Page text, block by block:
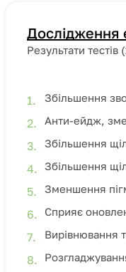
Дослідження
Результати
Збільшення
Анти-ейдж,
Збільшення
Збільшення
Зменшення
Сприяє
Вирівнювання